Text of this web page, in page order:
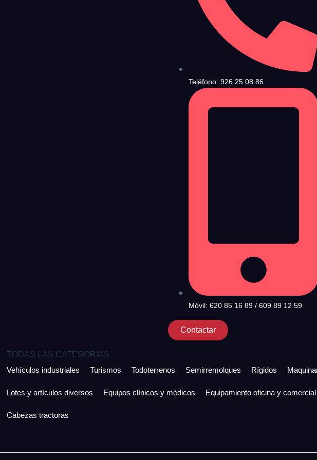
Teléfono: 926 25 08 86
Móvil: 620 85 16 89 / 609 89 12 59
Contactar
TODAS LAS CATEGORÍAS
Vehículos industriales
Turismos Todoterrenos Semirremolques Rígidos
Lotes y artículos diversos Equipos clínicos y médicos Equipamiento oficina y comercial
Cabezas tractoras
Política de Privacidad , y a continuación confirma que estás